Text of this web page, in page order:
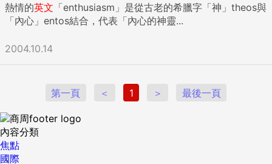
熱情的英文 「enthusiasm」是從古老的希臘字「神」theos與
「內心」entos結合，代表「內心的神靈...
2004.10.14
第一頁 ＜ 1 ＞ 最後一頁
內容分類
焦點
國際